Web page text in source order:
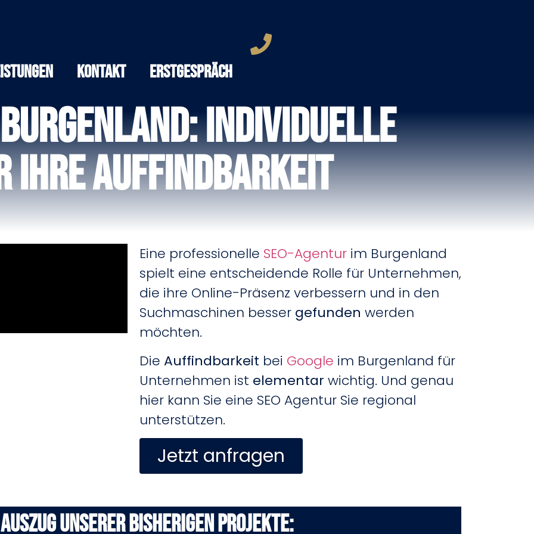
Kontakt Erstgespräch
Burgenland: Individuelle
Ihre Auffindbarkeit
Eine professionelle SEO-Agentur im Burgenland
spielt eine entscheidende Rolle für Unternehmen,
die ihre Online-Präsenz verbessern und in den
Suchmaschinen besser gefunden werden
möchten.
Die Auffindbarkeit bei Google im Burgenland für
Unternehmen ist elementar wichtig. Und genau
hier kann Sie eine SEO Agentur Sie regional
unterstützen.
Jetzt anfragen
unserer bisherigen Projekte: